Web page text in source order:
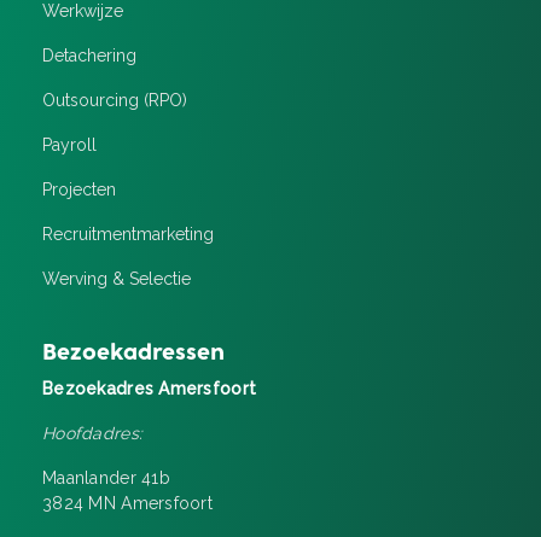
Werkwijze
Detachering
Outsourcing (RPO)
Payroll
Projecten
Recruitment­marketing
Werving & Selectie
Bezoekadressen
Bezoekadres Amersfoort
Hoofdadres:
Maanlander 41b
3824 MN Amersfoort